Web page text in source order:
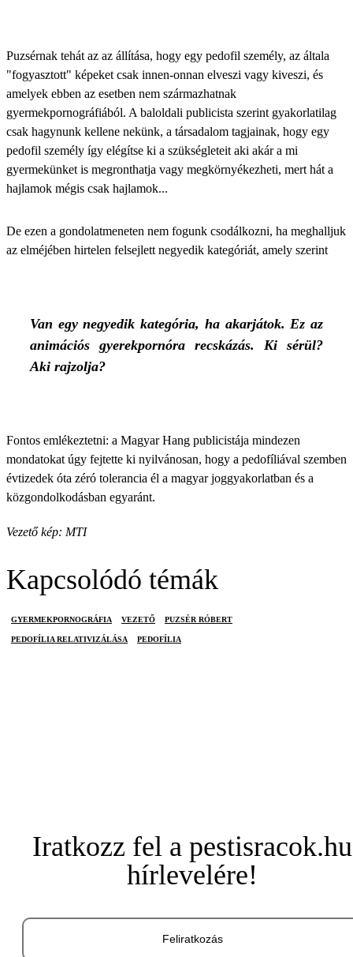
Puzsérnak tehát az az állítása, hogy egy pedofil személy, az általa
"fogyasztott" képeket csak innen-onnan elveszi vagy kiveszi, és
amelyek ebben az esetben nem származhatnak
gyermekpornográfiából. A baloldali publicista szerint gyakorlatilag
csak hagynunk kellene nekünk, a társadalom tagjainak, hogy egy
pedofil személy így elégítse ki a szükségleteit aki akár a mi
gyermekünket is megronthatja vagy megkörnyékezheti, mert hát a
hajlamok mégis csak hajlamok...
De ezen a gondolatmeneten nem fogunk csodálkozni, ha meghalljuk
az elméjében hirtelen felsejlett negyedik kategóriát, amely szerint
Van egy negyedik kategória, ha akarjátok. Ez az
animációs gyerekpornóra recskázás. Ki sérül?
Aki rajzolja?
Fontos emlékeztetni: a Magyar Hang publicistája mindezen
mondatokat úgy fejtette ki nyilvánosan, hogy a pedofíliával szemben
évtizedek óta zéró tolerancia él a magyar joggyakorlatban és a
közgondolkodásban egyaránt.
Vezető kép: MTI
Kapcsolódó témák
GYERMEKPORNOGRÁFIA VEZETŐ PUZSÉR RÓBERT
PEDOFÍLIA RELATIVIZÁLÁSA PEDOFÍLIA
Iratkozz fel a pestisracok.hu
hírlevelére!
Feliratkozás